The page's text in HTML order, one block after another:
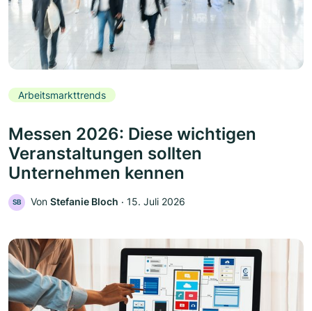
Arbeitsmarkttrends
Messen 2026: Diese wichtigen
Veranstaltungen sollten
Unternehmen kennen
SB Von Stefanie Bloch ‧ 15. Juli 2026